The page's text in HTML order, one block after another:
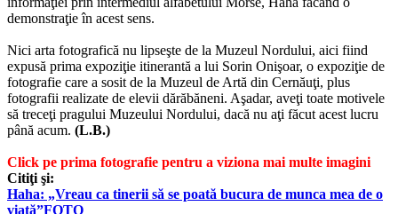
demonstraţie în acest sens.
Nici arta fotografică nu lipseşte de la Muzeul Nordului, aici fiind
expusă prima expoziţie itinerantă a lui Sorin Onişoar, o expoziţie de
fotografie care a sosit de la Muzeul de Artă din Cernăuţi, plus
fotografii realizate de elevii dărăbăneni. Aşadar, aveţi toate motivele
să treceţi pragului Muzeului Nordului, dacă nu aţi făcut acest lucru
până acum. (L.B.)
Click pe prima fotografie pentru a viziona mai multe imagini
Citiţi şi:
Haha: „Vreau ca tinerii să se poată bucura de munca mea de o
viaţă”FOTO